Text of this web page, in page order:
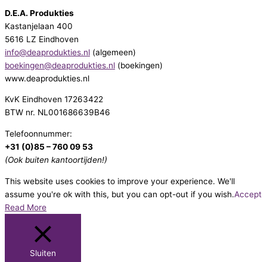
D.E.A. Produkties
Kastanjelaan 400
5616 LZ Eindhoven
info@deaprodukties.nl (algemeen)
boekingen@deaprodukties.nl (boekingen)
www.deaprodukties.nl
KvK Eindhoven 17263422
BTW nr. NL001686639B46
Telefoonnummer:
+31 (0)85 – 760 09 53
(Ook buiten kantoortijden!)
This website uses cookies to improve your experience. We'll
assume you're ok with this, but you can opt-out if you wish.Accept
Read More
Sluiten